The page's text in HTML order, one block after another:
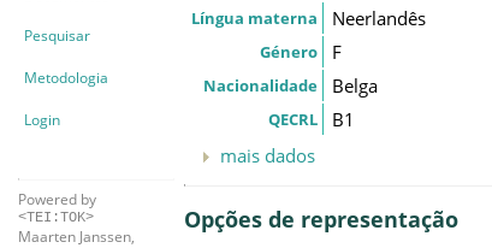
Pesquisar
Metodologia
Login
Powered by
<TEI:TOK>
Maarten Janssen,
Língua materna Neerlandês
Género F
Nacionalidade Belga
QECRL
B1
mais dados
Opções de representação